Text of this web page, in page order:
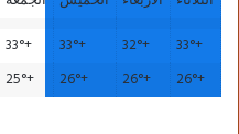
+
33°
+
32°
+
33°
+
33°
+
26°
+
26°
+
26°
+
25°